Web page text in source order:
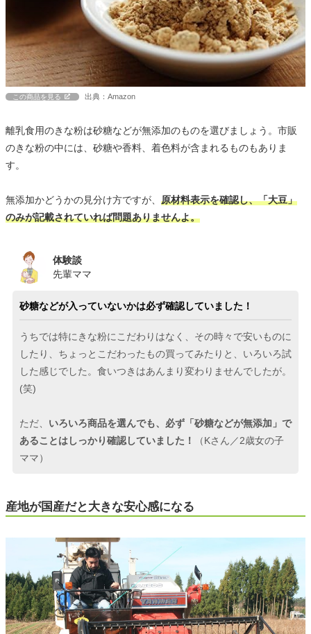
この商品を見る 出典：Amazon
離乳食用のきな粉は砂糖などが無添加のものを選びましょう。市販
のきな粉の中には、砂糖や香料、着色料が含まれるものもありま
す。
無添加かどうかの見分け方ですが、 原材料表示を確認し、「大豆」
のみが記載されていれば問題ありませんよ。
体験談
先輩ママ
砂糖などが入っていないかは必ず確認していました！
うちでは特にきな粉にこだわりはなく、その時々で安いものに
したり、ちょっとこだわったもの買ってみたりと、いろいろ試
した感じでした。食いつきはあんまり変わりませんでしたが。
(笑)
ただ、 いろいろ商品を選んでも、必ず「砂糖などが無添加」で
あることはしっかり確認していました！
（Kさん／2歳女の子
ママ）
産地が国産だと大きな安心感になる